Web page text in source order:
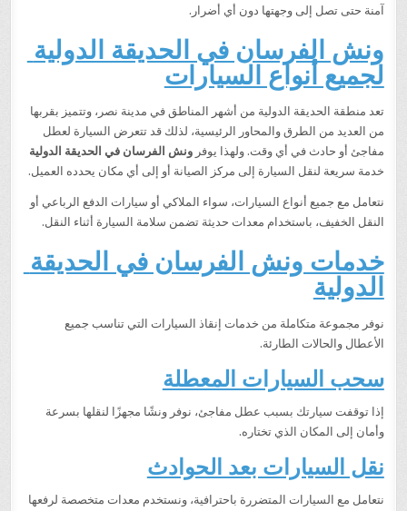
آمنة حتى تصل إلى وجهتها دون أي أضرار.
لجميع أنواع السيارات
مفاجئ أو حادث في أي وقت. ولهذا يوفرونش الفرسان في الحديقة الدولية
خدمة سريعة لنقل السيارة إلى مركز الصيانة أو إلى أي مكان يحدده العميل.
النقل الخفيف، باستخدام معدات حديثة تضمن سلامة السيارة أثناء النقل.
الدولية
الأعطال والحالات الطارئة.
سحب السيارات المعطلة
وأمان إلى المكان الذي تختاره.
نقل السيارات بعد الحوادث